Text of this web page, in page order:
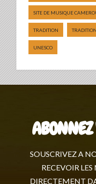
SITE DE MUSIQUE
TRADITION
UNESCO
ABONNEZ
SOUSCRIVEZ A
RECEVOIR
DIRECTEMENT